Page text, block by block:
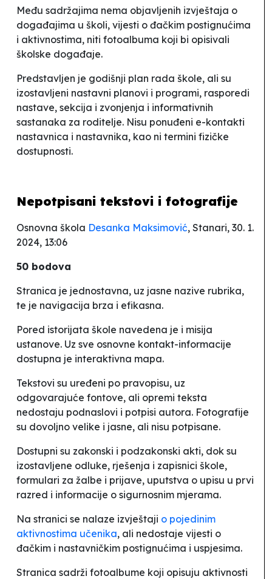
Među sadržajima nema objavljenih izvještaja o
događajima u školi, vijesti o đačkim postignućima
i aktivnostima, niti fotoalbuma koji bi opisivali
školske događaje.
Predstavljen je godišnji plan rada škole, ali su
izostavljeni nastavni planovi i programi, rasporedi
nastave, sekcija i zvonjenja i informativnih
sastanaka za roditelje. Nisu ponuđeni e-kontakti
nastavnica i nastavnika, kao ni termini fizičke
dostupnosti.
Nepotpisani tekstovi i fotografije
Osnovna škola Desanka Maksimović, Stanari, 30. 1.
2024, 13:06
50 bodova
Stranica je jednostavna, uz jasne nazive rubrika,
te je navigacija brza i efikasna.
Pored istorijata škole navedena je i misija
ustanove. Uz sve osnovne kontakt-informacije
dostupna je interaktivna mapa.
Tekstovi su uređeni po pravopisu, uz
odgovarajuće fontove, ali opremi teksta
nedostaju podnaslovi i potpisi autora. Fotografije
su dovoljno velike i jasne, ali nisu potpisane.
Dostupni su zakonski i podzakonski akti, dok su
izostavljene odluke, rješenja i zapisnici škole,
formulari za žalbe i prijave, uputstva o upisu u prvi
razred i informacije o sigurnosnim mjerama.
Na stranici se nalaze izvještaji o pojedinim
aktivnostima učenika, ali nedostaje vijesti o
đačkim i nastavničkim postignućima i uspjesima.
Stranica sadrži fotoalbume koji opisuju aktivnosti